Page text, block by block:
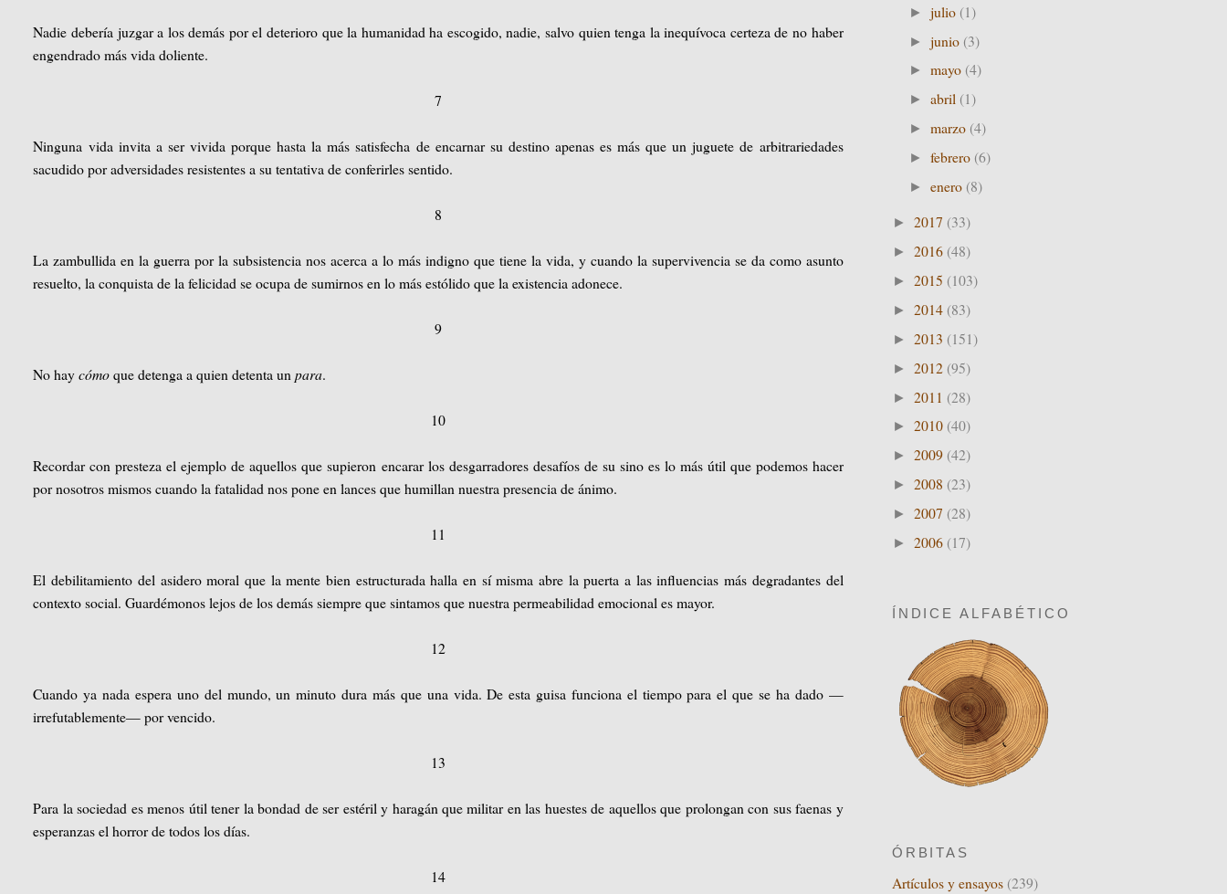
Nadie debería juzgar a los demás por el deterioro que la humanidad ha escogido, nadie, salvo quien tenga la inequívoca certeza de no haber
engendrado más vida doliente.
7
Ninguna vida invita a ser vivida porque hasta la más satisfecha de encarnar su destino apenas es más que un juguete de arbitrariedades
sacudido por adversidades resistentes a su tentativa de conferirles sentido.
8
La zambullida en la guerra por la subsistencia nos acerca a lo más indigno que tiene la vida, y cuando la supervivencia se da como asunto
resuelto, la conquista de la felicidad se ocupa de sumirnos en lo más estólido que la existencia adonece.
9
No haycómoque detenga a quien detenta unpara.
10
Recordar con presteza el ejemplo de aquellos que supieron encarar los desgarradores desafíos de su sino es lo más útil que podemos hacer
por nosotros mismos cuando la fatalidad nos pone en lances que humillan nuestra presencia de ánimo.
11
El debilitamiento del asidero moral que la mente bien estructurada halla en sí misma abre la puerta a las influencias más degradantes del
contexto social. Guardémonos lejos de los demás siempre que sintamos que nuestra permeabilidad emocional es mayor.
12
Cuando ya nada espera uno del mundo, un minuto dura más que una vida. De esta guisa funciona el tiempo para el que se ha dado —
irrefutablemente— por vencido.
13
Para la sociedad es menos útil tener la bondad de ser estéril y haragán que militar en las huestes de aquellos que prolongan con sus faenas y
esperanzas el horror de todos los días.
14
►julio (1)
►junio (3)
►mayo (4)
►abril (1)
►marzo (4)
►febrero (6)
►enero (8)
► 2017 (33)
► 2016 (48)
► 2015 (103)
► 2014 (83)
► 2013 (151)
► 2012 (95)
► 2011 (28)
► 2010 (40)
► 2009 (42)
► 2008 (23)
► 2007 (28)
► 2006 (17)
ÍNDICE ALFABÉTICO
ÓRBITAS
Artículos y ensayos (239)